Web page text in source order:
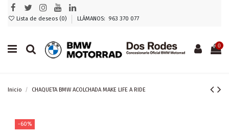
Lista de deseos (0) LLÁMANOS: 963 370 077
0
Inicio CHAQUETA BMW ACOLCHADA MAKE LIFE A RIDE
-60%